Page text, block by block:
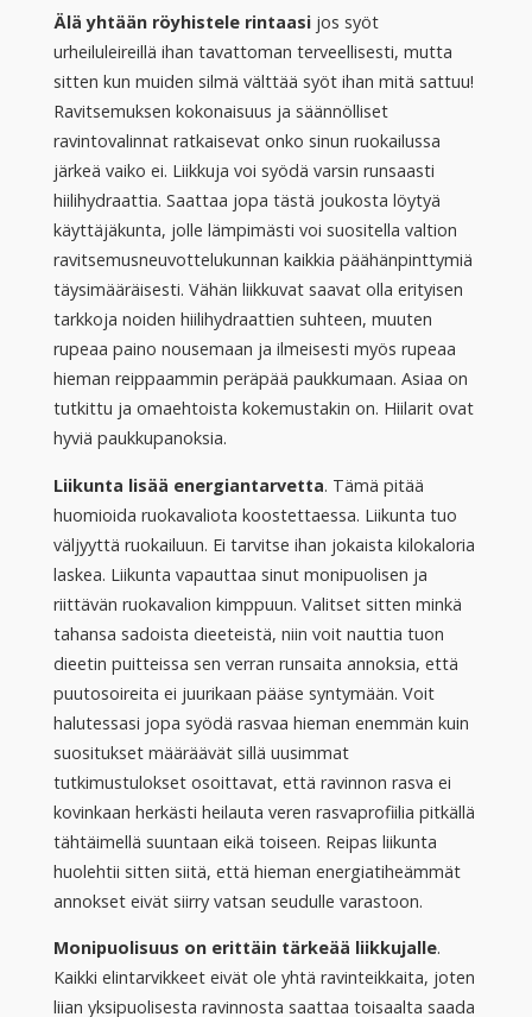
Älä yhtään röyhistele rintaasijos syöt
urheiluleireillä ihan tavattoman terveellisesti, mutta
sitten kun muiden silmä välttää syöt ihan mitä sattuu!
Ravitsemuksen kokonaisuus ja säännölliset
ravintovalinnat ratkaisevat onko sinun ruokailussa
järkeä vaiko ei. Liikkuja voi syödä varsin runsaasti
hiilihydraattia. Saattaa jopa tästä joukosta löytyä
käyttäjäkunta, jolle lämpimästi voi suositella valtion
ravitsemusneuvottelukunnan kaikkia päähänpinttymiä
täysimääräisesti. Vähän liikkuvat saavat olla erityisen
tarkkoja noiden hiilihydraattien suhteen, muuten
rupeaa paino nousemaan ja ilmeisesti myös rupeaa
hieman reippaammin peräpää paukkumaan. Asiaa on
tutkittu ja omaehtoista kokemustakin on. Hiilarit ovat
hyviä paukkupanoksia.
Liikunta lisää energiantarvetta. Tämä pitää
huomioida ruokavaliota koostettaessa. Liikunta tuo
väljyyttä ruokailuun. Ei tarvitse ihan jokaista kilokaloria
laskea. Liikunta vapauttaa sinut monipuolisen ja
riittävän ruokavalion kimppuun. Valitset sitten minkä
tahansa sadoista dieeteistä, niin voit nauttia tuon
dieetin puitteissa sen verran runsaita annoksia, että
puutosoireita ei juurikaan pääse syntymään. Voit
halutessasi jopa syödä rasvaa hieman enemmän kuin
suositukset määräävät sillä uusimmat
tutkimustulokset osoittavat, että ravinnon rasva ei
kovinkaan herkästi heilauta veren rasvaprofiilia pitkällä
tähtäimellä suuntaan eikä toiseen. Reipas liikunta
huolehtii sitten siitä, että hieman energiatiheämmät
annokset eivät siirry vatsan seudulle varastoon.
Monipuolisuus on erittäin tärkeää liikkujalle.
Kaikki elintarvikkeet eivät ole yhtä ravinteikkaita, joten
liian yksipuolisesta ravinnosta saattaa toisaalta saada